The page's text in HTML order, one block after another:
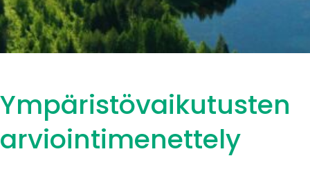
Ympäristövaikutusten
arviointimenettely